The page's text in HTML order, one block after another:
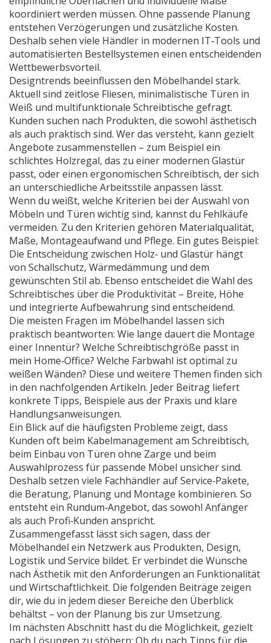
koordiniert werden müssen. Ohne passende Planung
entstehen Verzögerungen und zusätzliche Kosten.
Deshalb sehen viele Händler in modernen IT‑Tools und
automatisierten Bestellsystemen einen entscheidenden
Wettbewerbsvorteil.
Designtrends beeinflussen den Möbelhandel stark.
Aktuell sind zeitlose Fliesen, minimalistische Türen in
Weiß und multifunktionale Schreibtische gefragt.
Kunden suchen nach Produkten, die sowohl ästhetisch
als auch praktisch sind. Wer das versteht, kann gezielt
Angebote zusammenstellen – zum Beispiel ein
schlichtes Holzregal, das zu einer modernen Glastür
passt, oder einen ergonomischen Schreibtisch, der sich
an unterschiedliche Arbeitsstile anpassen lässt.
Wenn du weißt, welche Kriterien bei der Auswahl von
Möbeln und Türen wichtig sind, kannst du Fehlkäufe
vermeiden. Zu den Kriterien gehören Materialqualität,
Maße, Montageaufwand und Pflege. Ein gutes Beispiel:
Die Entscheidung zwischen Holz‑ und Glastür hängt
von Schallschutz, Wärmedämmung und dem
gewünschten Stil ab. Ebenso entscheidet die Wahl des
Schreibtisches über die Produktivität – Breite, Höhe
und integrierte Aufbewahrung sind entscheidend.
Die meisten Fragen im Möbelhandel lassen sich
praktisch beantworten: Wie lange dauert die Montage
einer Innentür? Welche Schreibtischgröße passt in
mein Home‑Office? Welche Farbwahl ist optimal zu
weißen Wänden? Diese und weitere Themen finden sich
in den nachfolgenden Artikeln. Jeder Beitrag liefert
konkrete Tipps, Beispiele aus der Praxis und klare
Handlungsanweisungen.
Ein Blick auf die häufigsten Probleme zeigt, dass
Kunden oft beim Kabelmanagement am Schreibtisch,
beim Einbau von Türen ohne Zarge und beim
Auswahlprozess für passende Möbel unsicher sind.
Deshalb setzen viele Fachhändler auf Service‑Pakete,
die Beratung, Planung und Montage kombinieren. So
entsteht ein Rundum‑Angebot, das sowohl Anfänger
als auch Profi‑Kunden anspricht.
Zusammengefasst lässt sich sagen, dass der
Möbelhandel ein Netzwerk aus Produkten, Design,
Logistik und Service bildet. Er verbindet die Wünsche
nach Ästhetik mit den Anforderungen an Funktionalität
und Wirtschaftlichkeit. Die folgenden Beiträge zeigen
dir, wie du in jedem dieser Bereiche den Überblick
behältst – von der Planung bis zur Umsetzung.
Im nächsten Abschnitt hast du die Möglichkeit, gezielt